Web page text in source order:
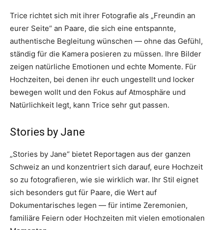
Trice richtet sich mit ihrer Fotografie als „Freundin an
eurer Seite“ an Paare, die sich eine entspannte,
authentische Begleitung wünschen — ohne das Gefühl,
ständig für die Kamera posieren zu müssen. Ihre Bilder
zeigen natürliche Emotionen und echte Momente. Für
Hochzeiten, bei denen ihr euch ungestellt und locker
bewegen wollt und den Fokus auf Atmosphäre und
Natürlichkeit legt, kann Trice sehr gut passen.
Stories by Jane
„Stories by Jane“ bietet Reportagen aus der ganzen
Schweiz an und konzentriert sich darauf, eure Hochzeit
so zu fotografieren, wie sie wirklich war. Ihr Stil eignet
sich besonders gut für Paare, die Wert auf
Dokumentarisches legen — für intime Zeremonien,
familiäre Feiern oder Hochzeiten mit vielen emotionalen